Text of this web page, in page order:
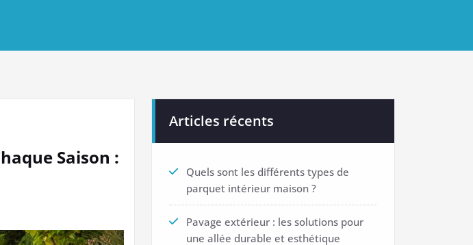
Saison :
Articles récents
Quels sont les différents types de
parquet intérieur maison ?
Pavage extérieur : les solutions pour
une allée durable et esthétique